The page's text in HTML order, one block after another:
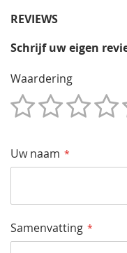
REVIEWS
Schrijf uw eigen
Waardering
Uw naam
Samenvatting